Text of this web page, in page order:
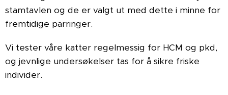
stamtavlen og de er valgt ut med dette i minne for
fremtidige parringer.
Vi tester våre katter regelmessig for HCM og pkd,
og jevnlige undersøkelser tas for å sikre friske
individer.